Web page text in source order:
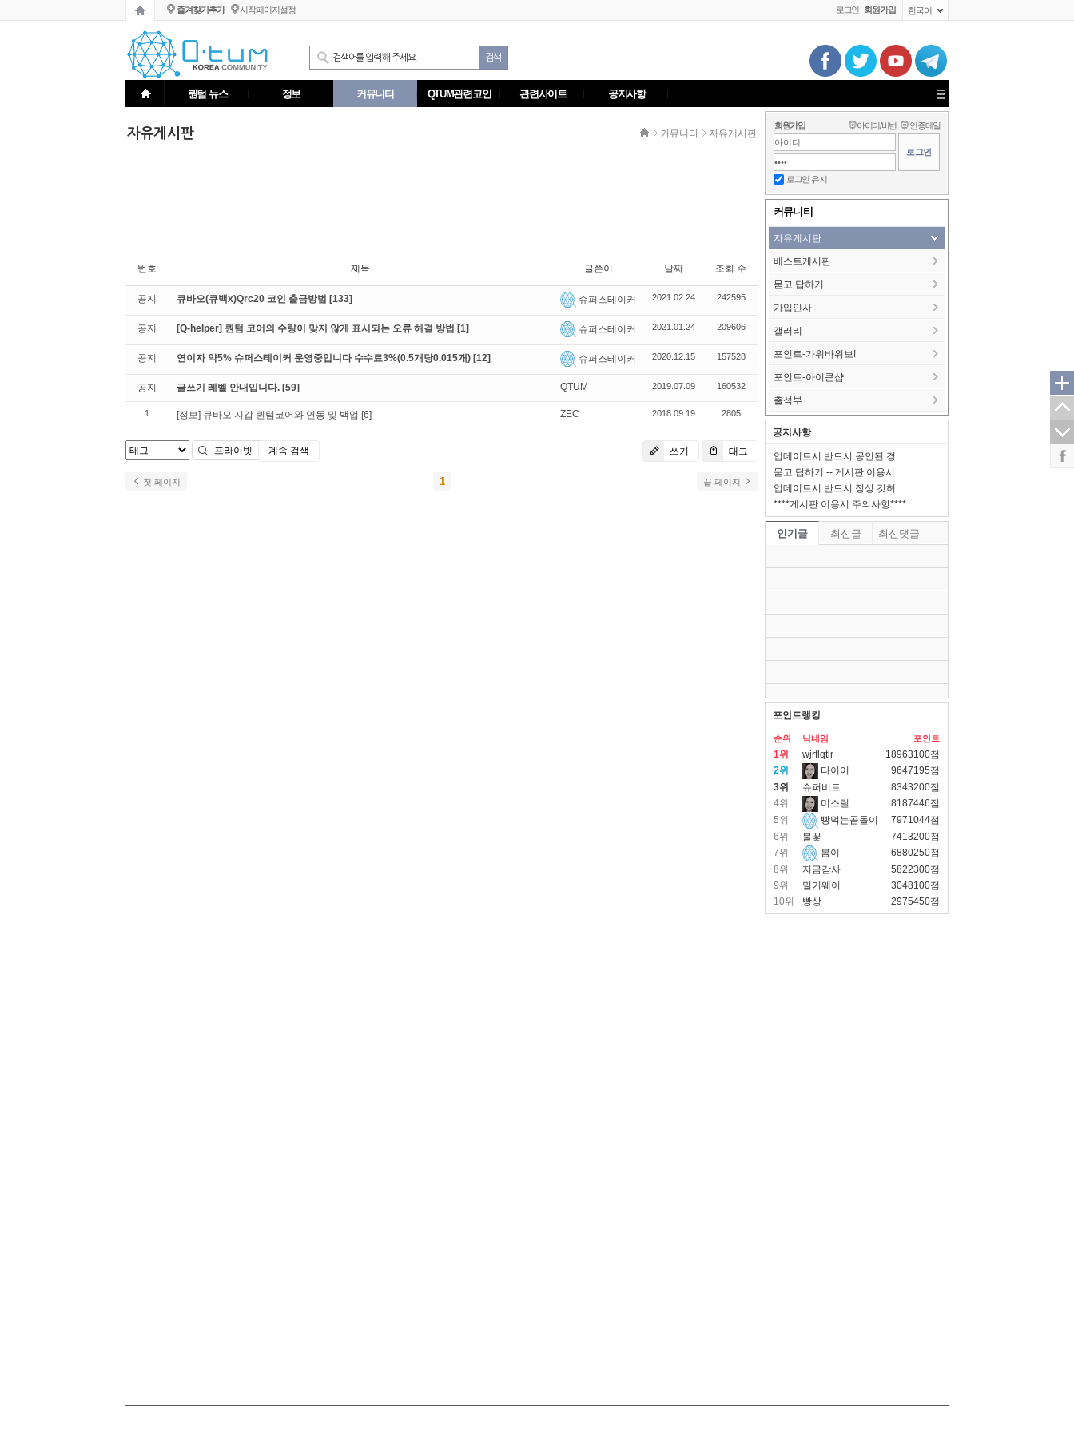
즐겨찾기추가 시작페이지설정 로그인 회원가입 한국어
퀀텀 뉴스 정보 커뮤니티 QTUM관련코인 관련사이트 공지사항
자유게시판 커뮤니티 자유게시판
번호 제목 글쓴이 날짜 조회 수
공지 큐바오(큐백x)Qrc20 코인 출금방법 [133] 슈퍼스테이커 2021.02.24 242595
공지 [Q-helper] 퀀텀 코어의 수량이 맞지 않게 표시되는 오류 해결 방법 [1] 슈퍼스테이커 2021.01.24 209606
공지 연이자 약5% 슈퍼스테이커 운영중입니다 수수료3%(0.5개당0.015개) [12] 슈퍼스테이커 2020.12.15 157528
공지 글쓰기 레벨 안내입니다. [59] QTUM 2019.07.09 160532
1 [정보] 큐바오 지갑 퀀텀코어와 연동 및 백업 [6] ZEC 2018.09.19 2805
쓰기 태그
검색
계속 검색
첫 페이지 1 끝 페이지
회원가입 아이디/비번 인증메일
로그인 유지
커뮤니티
자유게시판
베스트게시판
묻고 답하기
가입인사
갤러리
포인트-가위바위보!
포인트-아이콘샵
출석부
공지사항
업데이트시 반드시 공인된 경...
묻고 답하기 -- 게시판 이용시...
업데이트시 반드시 정상 깃허...
****게시판 이용시 주의사항****
인기글 최신글 최신댓글
포인트랭킹
순위 닉네임 포인트
1위 wjrflqtlr
18963100점
2위
타이어
9647195점
3위
슈퍼비트
8343200점
4위
미스릴
8187446점
5위
빵먹는곰돌이
7971044점
6위
불꽃
7413200점
7위
봄이
6880250점
8위
지금감사
5822300점
9위
밀키웨이
3048100점
10위
빵상 2975450점